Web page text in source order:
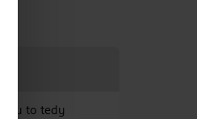
to tedy